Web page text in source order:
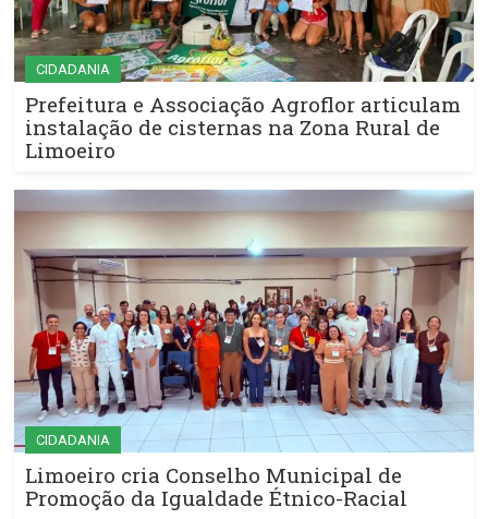
CIDADANIA
Prefeitura e Associação Agroflor articulam
instalação de cisternas na Zona Rural de
Limoeiro
CIDADANIA
Limoeiro cria Conselho Municipal de
Promoção da Igualdade Étnico-Racial